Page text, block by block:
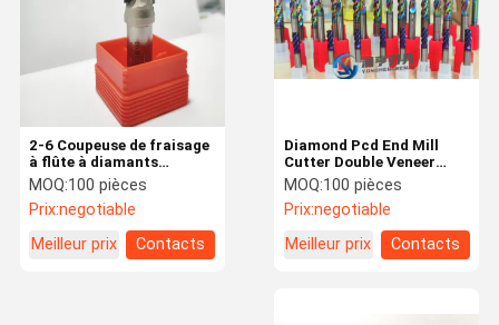
Diamond Pcd End Mill
Cutter Double Veneer
Highlight Plate Cutting
And Slotting Masonry
Knife Engraving
MOQ:100 pièces
Prix:negotiable
Meilleur prix
Contacts
2-6 Coupeuse de fraisage
à flûte à diamants
multifonctionnelle pour
la coupe
MOQ:100 pièces
Prix:negotiable
Meilleur prix
Contacts